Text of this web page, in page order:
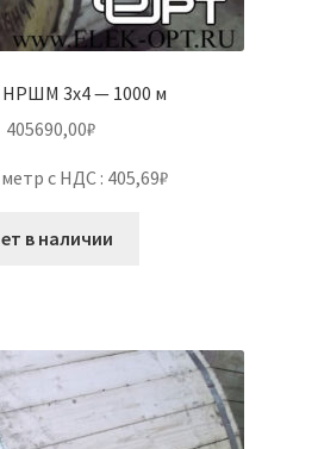
НРШМ 3х4 — 1000 м
405690,00₽
с НДС : 405,69₽
в наличии